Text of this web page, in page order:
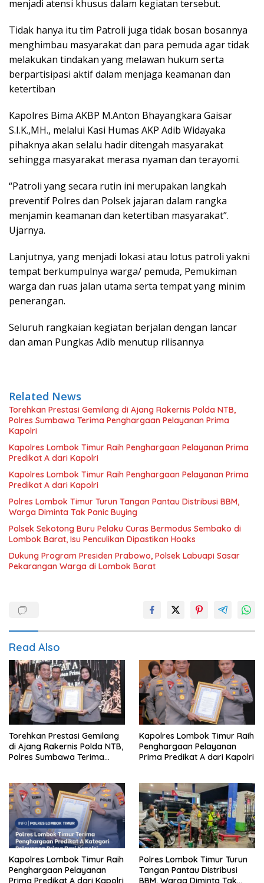
menjadi atensi khusus dalam kegiatan tersebut.
Tidak hanya itu tim Patroli juga tidak bosan bosannya
menghimbau masyarakat dan para pemuda agar tidak
melakukan tindakan yang melawan hukum serta
berpartisipasi aktif dalam menjaga keamanan dan
ketertiban
Kapolres Bima AKBP M.Anton Bhayangkara Gaisar
S.I.K.,MH., melalui Kasi Humas AKP Adib Widayaka
pihaknya akan selalu hadir ditengah masyarakat
sehingga masyarakat merasa nyaman dan terayomi.
“Patroli yang secara rutin ini merupakan langkah
preventif Polres dan Polsek jajaran dalam rangka
menjamin keamanan dan ketertiban masyarakat”.
Ujarnya.
Lanjutnya, yang menjadi lokasi atau lotus patroli yakni
tempat berkumpulnya warga/ pemuda, Pemukiman
warga dan ruas jalan utama serta tempat yang minim
penerangan.
Seluruh rangkaian kegiatan berjalan dengan lancar
dan aman Pungkas Adib menutup rilisannya
Related News
Torehkan Prestasi Gemilang di Ajang Rakernis Polda NTB,
Polres Sumbawa Terima Penghargaan Pelayanan Prima
Kapolri
Kapolres Lombok Timur Raih Penghargaan Pelayanan Prima
Predikat A dari Kapolri
Kapolres Lombok Timur Raih Penghargaan Pelayanan Prima
Predikat A dari Kapolri
Polres Lombok Timur Turun Tangan Pantau Distribusi BBM,
Warga Diminta Tak Panic Buying
Polsek Sekotong Buru Pelaku Curas Bermodus Sembako di
Lombok Barat, Isu Penculikan Dipastikan Hoaks
Dukung Program Presiden Prabowo, Polsek Labuapi Sasar
Pekarangan Warga di Lombok Barat
Read Also
Torehkan Prestasi Gemilang
di Ajang Rakernis Polda NTB,
Polres Sumbawa Terima
Kapolres Lombok Timur Raih
Penghargaan Pelayanan
Prima Predikat A dari Kapolri
Kapolres Lombok Timur Raih
Penghargaan Pelayanan
Prima Predikat A dari Kapolri
Polres Lombok Timur Turun
Tangan Pantau Distribusi
BBM, Warga Diminta Tak